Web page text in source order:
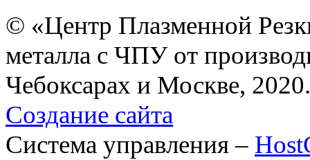
© «Центр Плазменной
металла с ЧПУ от
Чебоксарах и Москве, 2020.
Создание сайта
Система управления –